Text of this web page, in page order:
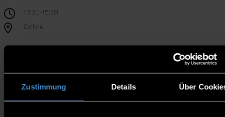
Zustimmung Details Über
13:30-15:30
Online
Website
Im Rahmen von REUSE2030 organisieren wir drei